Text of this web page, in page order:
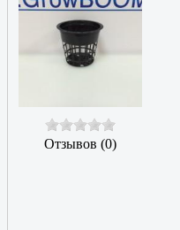
Отзывов (0)